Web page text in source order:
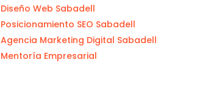
Diseño Web Sabadell
Posicionamiento SEO Sabadell
Agencia Marketing Digital Sabadell
Mentoría Empresarial